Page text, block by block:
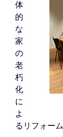
体
的
な
家
の
老
朽
化
に
よ
るリフォーム